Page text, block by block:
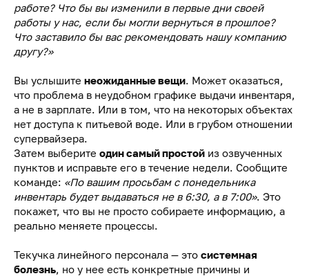
работе? Что бы вы изменили в первые дни своей
работы у нас, если бы могли вернуться в прошлое?
Что заставило бы вас рекомендовать нашу компанию
другу?»
Вы услышите неожиданные вещи. Может оказаться,
что проблема в неудобном графике выдачи инвентаря,
а не в зарплате. Или в том, что на некоторых объектах
нет доступа к питьевой воде. Или в грубом отношении
супервайзера.
Затем выберите один самый простой из озвученных
пунктов и исправьте его в течение недели. Сообщите
команде: «По вашим просьбам с понедельника
инвентарь будет выдаваться не в 6:30, а в 7:00». Это
покажет, что вы не просто собираете информацию, а
реально меняете процессы.
Текучка линейного персонала — это системная
болезнь, но у нее есть конкретные причины и